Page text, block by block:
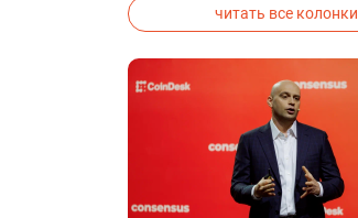
читать все колонки